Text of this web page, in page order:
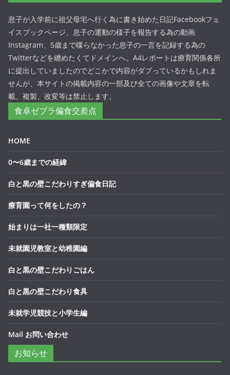
息子が入学前に祖父母宅へ行く為に書き始めた日記Facebookフェ
イスブックページ、息子の運動の様子を報告する為の動画
Instagram、5歳まで喋らなかった息子の一言を記録する為の
Twitterなどを纏めたくてドメインへ。A4レポートは療育関係各所
に提出していましたのでどこかで内容がダブっているかもしれま
せんが、本サイトの掲載内容の一部及び全ての画像や文章を転
載、複製、改変等は禁止します。
食卓ゼブラ偏食交差点
HOME
0〜6歳までの経緯
白と黒の壁こだわりすぎ偏食日記
療育園って何をしたの？
始まりは一社一種類限定
未就園児教室と幼稚園編
白と黒の壁こだわりごはん
白と黒の壁こだわり食具
未就学児競技と小学生編
Mail お問い合わせ
お知らせ